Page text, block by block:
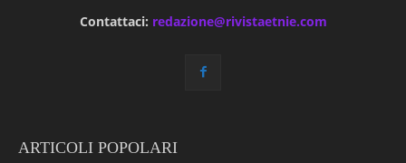
Contattaci: redazione@rivistaetnie.com
ARTICOLI POPOLARI